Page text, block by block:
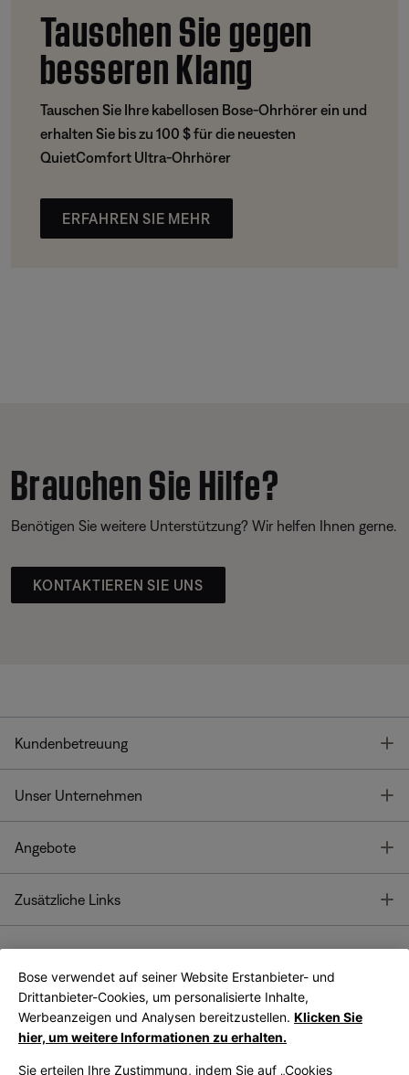
Tauschen Sie gegen
besseren Klang
Tauschen Sie Ihre kabellosen Bose-Ohrhörer ein und
erhalten Sie bis zu 100 $ für die neuesten
QuietComfort Ultra-Ohrhörer
ERFAHREN SIE MEHR
Brauchen Sie Hilfe?
Benötigen Sie weitere Unterstützung? Wir helfen Ihnen gerne.
KONTAKTIEREN SIE UNS
Kundenbetreuung
Unser Unternehmen
Angebote
Zusätzliche Links
Bose App
Bose Connect
App
Bose verwendet auf seiner Website Erstanbieter- und
Drittanbieter-Cookies, um personalisierte Inhalte,
Werbeanzeigen und Analysen bereitzustellen. Klicken Sie
hier, um weitere Informationen zu erhalten.
Sie erteilen Ihre Zustimmung, indem Sie auf „Cookies